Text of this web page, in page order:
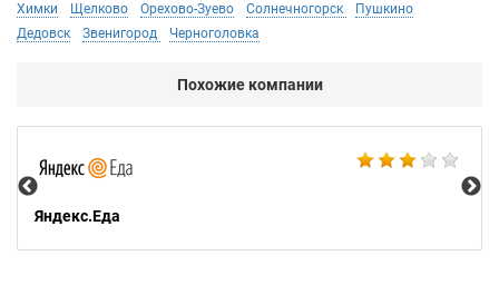
Химки
Щелково Орехово-Зуево Солнечногорск
Пушкино
Дедовск
Звенигород Черноголовка
Похожие компании
Яндекс.Еда